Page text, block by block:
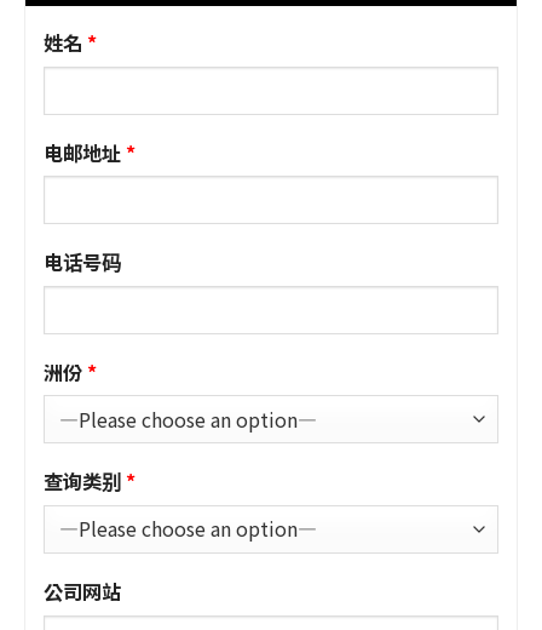
姓名
电邮地址
电话号码
洲份
查询类别
公司网站